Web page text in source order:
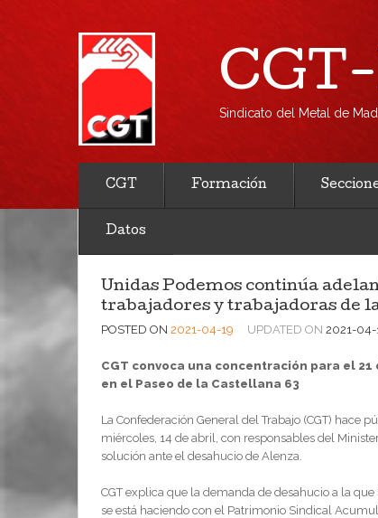
Sindicato del Metal de
CGT Formación
Datos
Unidas Podemos continúa
trabajadores y trabajadoras de
POSTED ON 2021-04-19 UPDATED ON 2021-04-
CGT convoca una concentración para el
en el Paseo de la Castellana 63
La Confederación General del Trabajo (CGT) hace
miércoles, 14 de abril, con responsables del
solución ante el desahucio de Alenza.
CGT explica que la demanda de desahucio a la
se está haciendo con el Patrimonio Sindical